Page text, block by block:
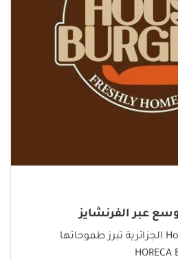
عبر الفرنشايز
سلسلة House of Burgers الجزائرية تبرز طموحاتها